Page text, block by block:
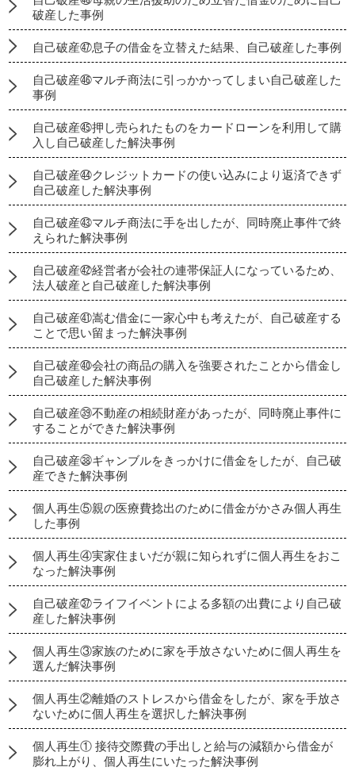
破産した事例
自己破産㊼息子の借金を立替えた結果、自己破産した事例
自己破産㊻マルチ商法に引っかかってしまい自己破産した
事例
自己破産㊺押し売られたものをカードローンを利用して購
入し自己破産した解決事例
自己破産㊹クレジットカードの使い込みにより返済できず
自己破産した解決事例
自己破産㊸マルチ商法に手を出したが、同時廃止事件で終
えられた解決事例
自己破産㊷経営者が会社の連帯保証人になっているため、
法人破産と自己破産した解決事例
自己破産㊶嵩む借金に一家心中も考えたが、自己破産する
ことで思い留まった解決事例
自己破産㊵会社の商品の購入を強要されたことから借金し
自己破産した解決事例
自己破産㊴不動産の相続財産があったが、同時廃止事件に
することができた解決事例
自己破産㊳ギャンブルをきっかけに借金をしたが、自己破
産できた解決事例
個人再生⑤親の医療費捻出のために借金がかさみ個人再生
した事例
個人再生④実家住まいだが親に知られずに個人再生をおこ
なった解決事例
自己破産㊲ライフイベントによる多額の出費により自己破
産した解決事例
個人再生③家族のために家を手放さないために個人再生を
選んだ解決事例
個人再生②離婚のストレスから借金をしたが、家を手放さ
ないために個人再生を選択した解決事例
個人再生① 接待交際費の手出しと給与の減額から借金が
膨れ上がり、個人再生にいたった解決事例